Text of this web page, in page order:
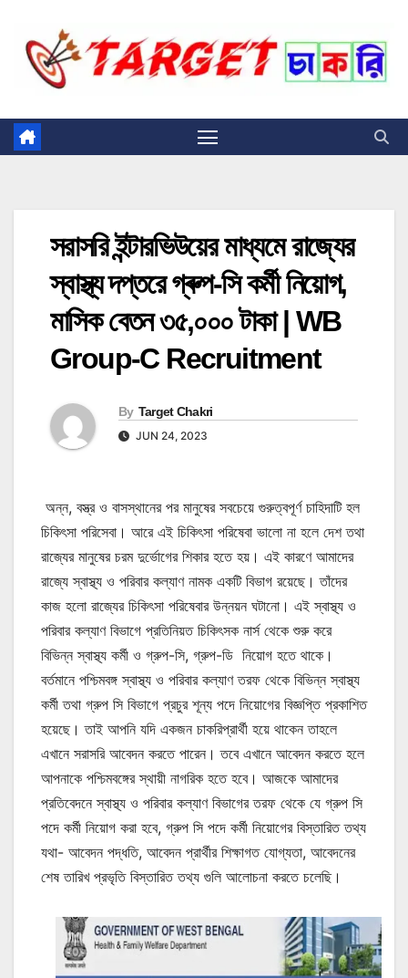
content
সরাসরি ইন্টারভিউয়ের মাধ্যমে রাজ্যের
স্বাস্থ্য দপ্তরে গ্ৰুপ-সি কর্মী নিয়োগ,
মাসিক বেতন ৩৫,০০০ টাকা | WB
Group-C Recruitment
By Target Chakri
JUN 24, 2023
অন্ন, বস্ত্র ও বাসস্থানের পর মানুষের সবচেয়ে গুরুত্বপূর্ণ চাহিদাটি হল
চিকিৎসা পরিসেবা। আরে এই চিকিৎসা পরিষেবা ভালো না হলে দেশ তথা
রাজ্যের মানুষের চরম দুর্ভোগের শিকার হতে হয়। এই কারণে আমাদের
রাজ্যে স্বাস্থ্য ও পরিবার কল্যাণ নামক একটি বিভাগ রয়েছে। তাঁদের
কাজ হলো রাজ্যের চিকিৎসা পরিষেবার উন্নয়ন ঘটানো। এই স্বাস্থ্য ও
পরিবার কল্যাণ বিভাগে প্রতিনিয়ত চিকিৎসক নার্স থেকে শুরু করে
বিভিন্ন স্বাস্থ্য কর্মী ও গ্রুপ-সি, গ্রুপ-ডি নিয়োগ হতে থাকে।
বর্তমানে পশ্চিমবঙ্গ স্বাস্থ্য ও পরিবার কল্যাণ তরফ থেকে বিভিন্ন স্বাস্থ্য
কর্মী তথা গ্রুপ সি বিভাগে প্রচুর শূন্য পদে নিয়োগের বিজ্ঞপ্তি প্রকাশিত
হয়েছে। তাই আপনি যদি একজন চাকরিপ্রার্থী হয়ে থাকেন তাহলে
এখানে সরাসরি আবেদন করতে পারেন। তবে এখানে আবেদন করতে হলে
আপনাকে পশ্চিমবঙ্গের স্থায়ী নাগরিক হতে হবে। আজকে আমাদের
প্রতিবেদনে স্বাস্থ্য ও পরিবার কল্যাণ বিভাগের তরফ থেকে যে গ্রুপ সি
পদে কর্মী নিয়োগ করা হবে, গ্রুপ সি পদে কর্মী নিয়োগের বিস্তারিত তথ্য
যথা- আবেদন পদ্ধতি, আবেদন প্রার্থীর শিক্ষাগত যোগ্যতা, আবেদনের
শেষ তারিখ প্রভৃতি বিস্তারিত তথ্য গুলি আলোচনা করতে চলেছি।